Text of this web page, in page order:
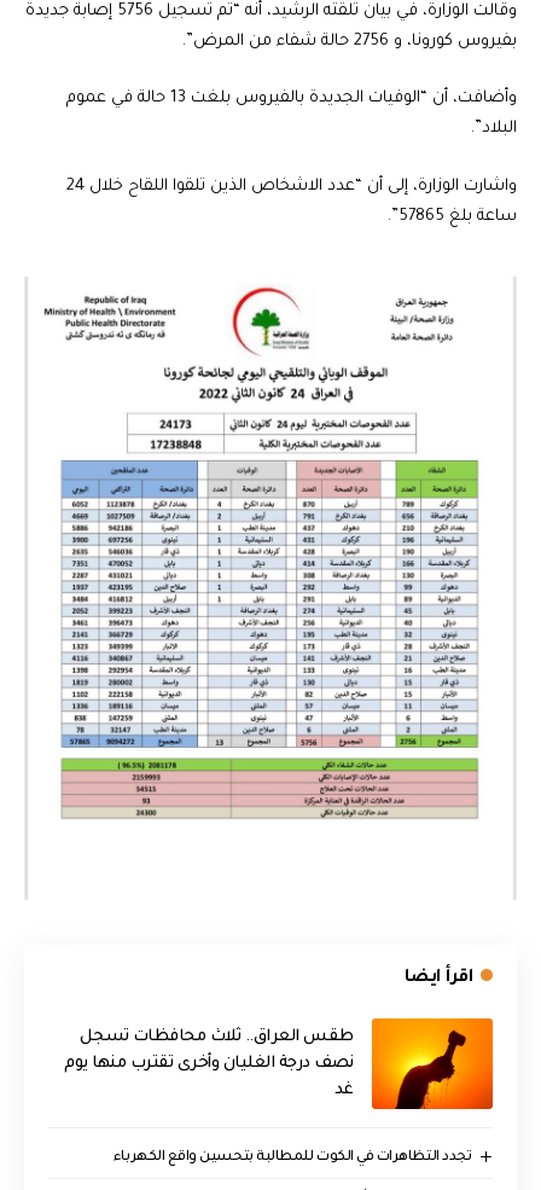
وقالت الوزارة، في بيان تلقته الرشيد، أنه “تم تسجيل 5756 إصابة جديدة
بفيروس كورونا، و 2756 حالة شفاء من المرض”.
وأضافت، أن “الوفيات الجديدة بالفيروس بلغت 13 حالة في عموم
البلاد”.
واشارت الوزارة، إلى أن “عدد الاشخاص الذين تلقوا اللقاح خلال 24
ساعة بلغ 57865”.
اقرأ ايضا
طقس العراق.. ثلاث محافظات تسجل
نصف درجة الغليان وأخرى تقترب منها يوم
غد
تجدد التظاهرات في الكوت للمطالبة بتحسين واقع الكهرباء